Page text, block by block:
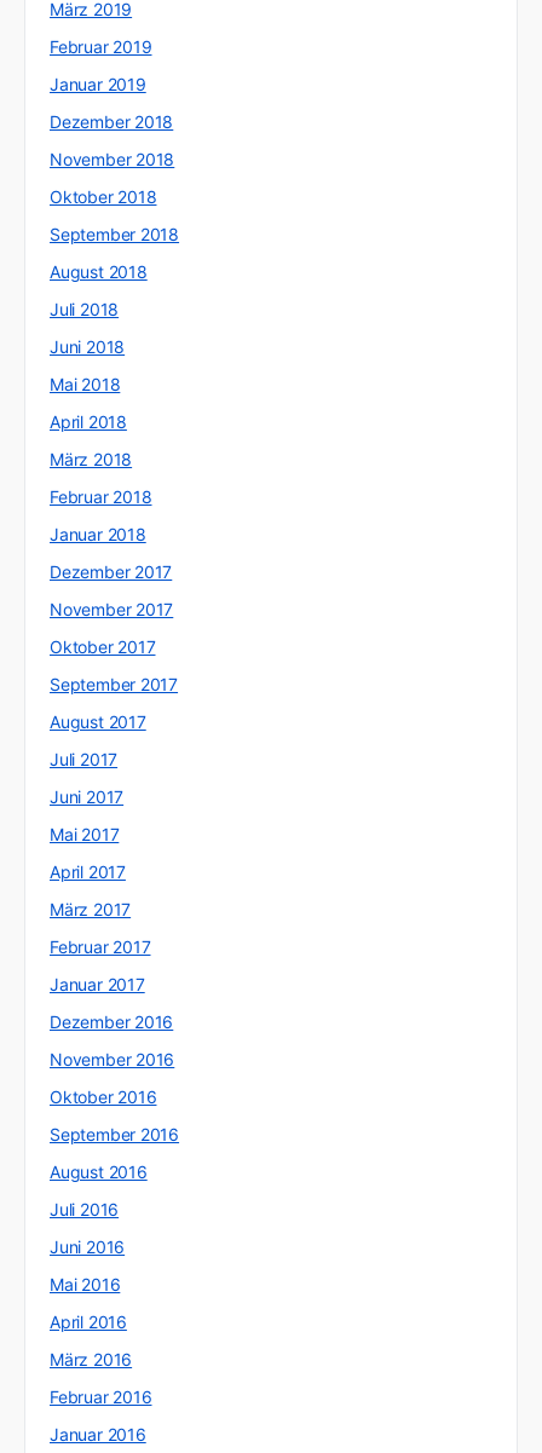
März 2019
Februar 2019
Januar 2019
Dezember 2018
November 2018
Oktober 2018
September 2018
August 2018
Juli 2018
Juni 2018
Mai 2018
April 2018
März 2018
Februar 2018
Januar 2018
Dezember 2017
November 2017
Oktober 2017
September 2017
August 2017
Juli 2017
Juni 2017
Mai 2017
April 2017
März 2017
Februar 2017
Januar 2017
Dezember 2016
November 2016
Oktober 2016
September 2016
August 2016
Juli 2016
Juni 2016
Mai 2016
April 2016
März 2016
Februar 2016
Januar 2016